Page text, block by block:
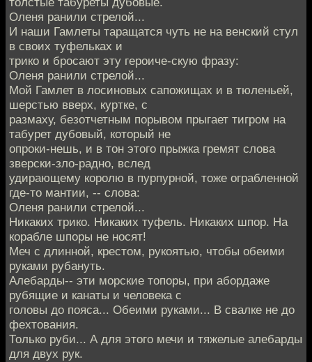
Оленя ранили стрелой...
И наши Гамлеты таращатся чуть не на венский стул
в своих туфельках и
трико и бросают эту героиче-скую фразу:
Оленя ранили стрелой...
Мой Гамлет в лосиновых сапожищах и в тюленьей,
шерстью вверх, куртке, с
размаху, безотчетным порывом прыгает тигром на
табурет дубовый, который не
опроки-нешь, и в тон этого прыжка гремят слова
зверски-зло-радно, вслед
удирающему королю в пурпурной, тоже ограбленной
где-то мантии, -- слова:
Оленя ранили стрелой...
Никаких трико. Никаких туфель. Никаких шпор. На
корабле шпоры не носят!
Меч с длинной, крестом, рукоятью, чтобы обеими
руками рубануть.
Алебарды-- эти морские топоры, при абордаже
рубящие и канаты и человека с
головы до пояса... Обеими руками... В свалке не до
фехтования.
Только руби... А для этого мечи и тяжелые алебарды
для двух рук.